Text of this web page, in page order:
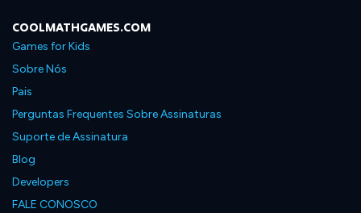
COOLMATHGAMES.COM
Games for Kids
Sobre Nós
Pais
Perguntas Frequentes Sobre Assinaturas
Suporte de Assinatura
Blog
Developers
FALE CONOSCO